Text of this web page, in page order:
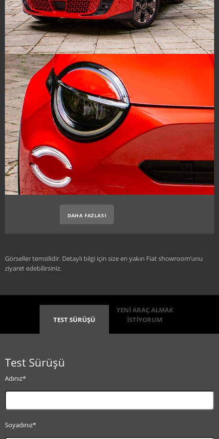
DAHA FAZLASI
Görseller temsilidir. Detaylı bilgi için size en yakın Fiat showroom’unu
ziyaret edebilirsiniz.
TEST SÜRÜŞÜ
YENİ ARAÇ ALMAK
İSTİYORUM
Test Sürüşü
Adınız*
Soyadınız*